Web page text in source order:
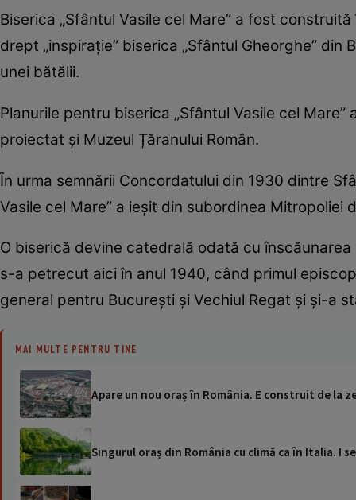
Biserica „Sfântul Vasile cel Mare” a fost
drept „inspirație” biserica „Sfântul Gheorghe”
unei bătălii.
Planurile pentru biserica „Sfântul Vasile cel
proiectat și Muzeul Țăranului Român.
În urma semnării Concordatului din 1930 dintre
Vasile cel Mare” a ieșit din subordinea
O biserică devine catedrală odată cu
s-a petrecut aici în anul 1940, când primul
general pentru București și Vechiul Regat și și-a
MAI MULTE PENTRU TINE
Apare un nou oraș în România. E construit de la
Singurul oraș din România cu climă ca în Italia. I